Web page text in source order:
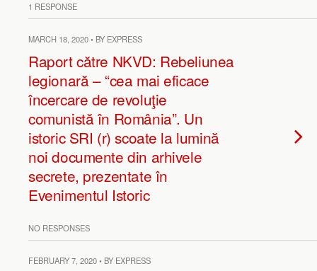
1 RESPONSE
MARCH 18, 2020 • BY EXPRESS
Raport către NKVD: Rebeliunea
legionară – “cea mai eficace
încercare de revoluţie
comunistă în România”. Un
istoric SRI (r) scoate la lumină
noi documente din arhivele
secrete, prezentate în
Evenimentul Istoric
NO RESPONSES
FEBRUARY 7, 2020 • BY EXPRESS